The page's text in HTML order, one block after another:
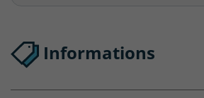
Informations